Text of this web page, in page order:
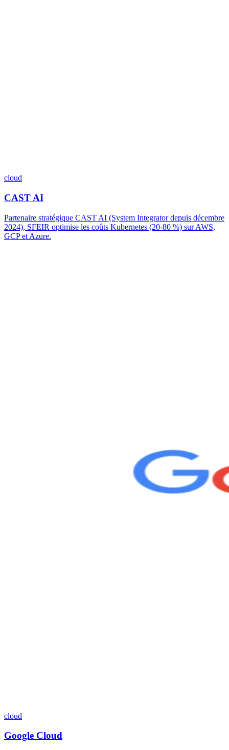
cloud
CAST AI
Partenaire stratégique CAST AI (System Integrator depuis décembre
2024), SFEIR optimise les coûts Kubernetes (20-80 %) sur AWS,
GCP et Azure.
cloud
Google Cloud